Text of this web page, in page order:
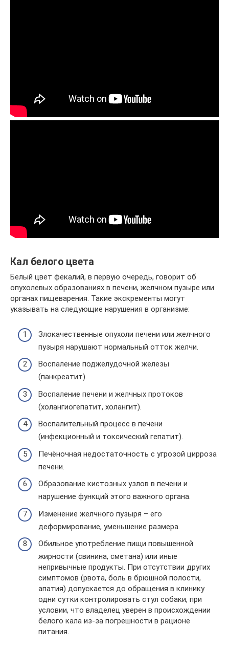
Кал белого цвета
Белый цвет фекалий, в первую очередь, говорит об
опухолевых образованиях в печени, желчном пузыре или
органах пищеварения. Такие экскременты могут
указывать на следующие нарушения в организме:
Злокачественные опухоли печени или желчного
пузыря нарушают нормальный отток желчи.
Воспаление поджелудочной железы
(панкреатит).
Воспаление печени и желчных протоков
(холангиогепатит, холангит).
Воспалительный процесс в печени
(инфекционный и токсический гепатит).
Печёночная недостаточность с угрозой цирроза
печени.
Образование кистозных узлов в печени и
нарушение функций этого важного органа.
Изменение желчного пузыря – его
деформирование, уменьшение размера.
Обильное употребление пищи повышенной
жирности (свинина, сметана) или иные
непривычные продукты. При отсутствии других
симптомов (рвота, боль в брюшной полости,
апатия) допускается до обращения в клинику
одни сутки контролировать стул собаки, при
условии, что владелец уверен в происхождении
белого кала из-за погрешности в рационе
питания.